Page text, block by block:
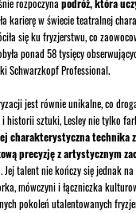
rozpoczyna podróż, która
karierę w świecie teatralnej
się ku fryzjerstwu, co
ponad 58 tysięcy
Schwarzkopf Professional.
jest równie unikalne, co
historii sztuki, Lesley nie tylko
charakterystyczna technika
precyzję z artystycznym
talent nie kończy się jednak na
mówczyni i łączniczka
pokoleń utalentowanych